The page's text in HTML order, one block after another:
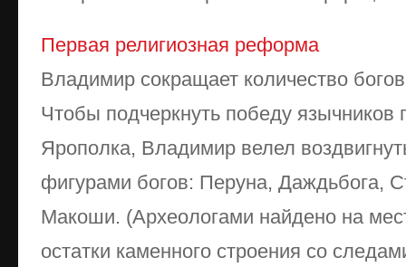
Первая религиозная реформа
Владимир сокращает количество
Чтобы подчеркнуть победу язычников
Ярополка, Владимир велел
фигурами богов: Перуна, Даждьбога,
Макоши. (Археологами найдено на
остатки каменного строения со